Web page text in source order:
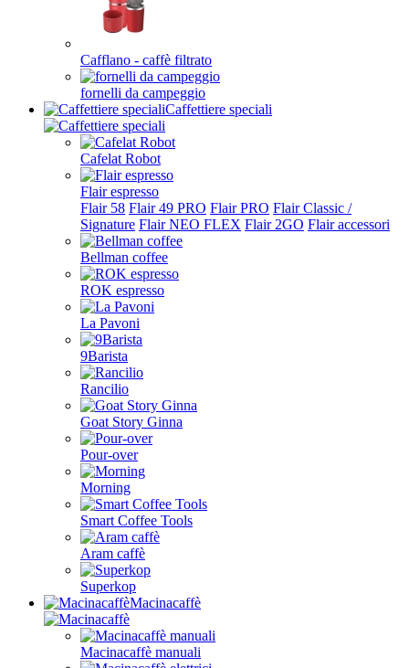
Cafflano - caffè filtrato
fornelli da campeggio
Caffettiere speciali
Cafelat Robot
Flair espresso
Flair 58 Flair 49 PRO Flair PRO Flair Classic /
Signature Flair NEO FLEX Flair 2GO Flair accessori
Bellman coffee
ROK espresso
La Pavoni
9Barista
Rancilio
Goat Story Ginna
Pour-over
Morning
Smart Coffee Tools
Aram caffè
Superkop
Macinacaffè
Macinacaffè manuali